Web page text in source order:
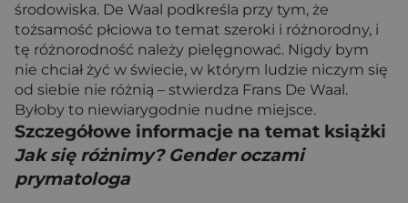
środowiska. De Waal podkreśla przy tym, że
tożsamość płciowa to temat szeroki i różnorodny, i
tę różnorodność należy pielęgnować. Nigdy bym
nie chciał żyć w świecie, w którym ludzie niczym się
od siebie nie różnią – stwierdza Frans De Waal.
Byłoby to niewiarygodnie nudne miejsce.
Szczegółowe informacje na temat książki
Jak się różnimy? Gender oczami
prymatologa